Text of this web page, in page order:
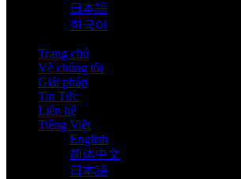
日本語
한국어
Trang chủ
Về chúng tôi
Giải pháp
Tin Tức
Liên hệ
Tiếng Việt
English
简体中文
日本語